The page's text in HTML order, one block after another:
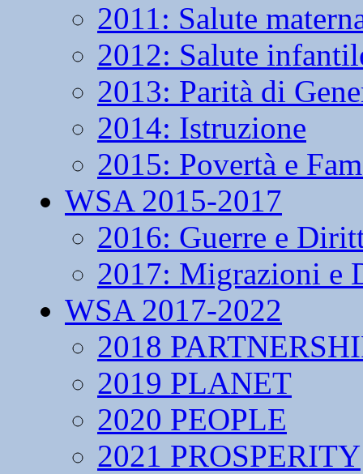
2011: Salute
2012: Salute
2013: Parità di
2014: Istruzione
2015: Povertà e
WSA 2015-2017
2016: Guerre e
2017: Migrazioni e
WSA 2017-2022
2018
2019 PLANET
2020 PEOPLE
2021 PROSPERITY